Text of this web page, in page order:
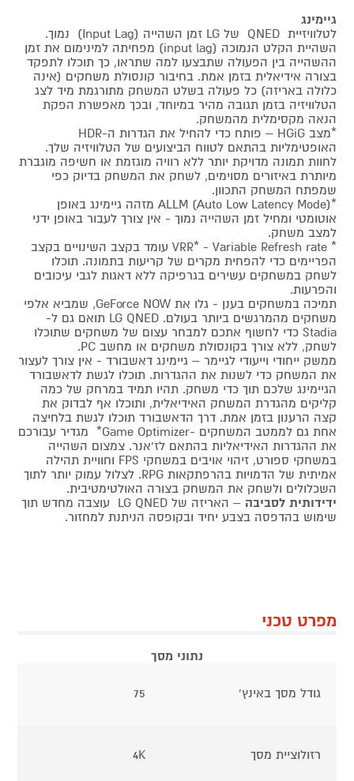
גיימינג
לטלוויזיית QNED של LG זמן השהייה (Input Lag) נמוך.
השהיית הקלט הנמוכה (input lag) מפחיתה למינימום את זמן
ההשהייה בין הפעולה שתבצעו למה שתראו, כך תוכלו לתפקד
בצורה אידיאלית בזמן אמת. בחיבור קונסולת משחקים (אינה
כלולה באריזה) כל פעולה בשלט המשחק מתורגמת מיד לצג
הטלוויזיה בזמן תגובה מהיר במיוחד, ובכך מאפשרת הפקת
הנאה מקסימלית מהמשחק.
*מצב HGiG – פותח כדי להחיל את הגדרות ה-HDR
האופטימליות בהתאם לטווח הביצועים של הטלוויזיה שלך.
לחוות תמונה מדויקת יותר ללא רוויה מוגזמת או חשיפה מוגברת
מיותרת באיזורים מסוימים, לשחק את המשחק בדיוק כפי
שמפתח המשחק התכוון.
*ALLM (Auto Low Latency Mode) מזהה גיימינג באופן
אוטומטי ומחיל זמן השהייה נמוך - אין צורך לעבור באופן ידני
למצב משחק.
* VRR* - Variable Refresh rate עומד בקצב השינויים בקצב
הפריימים כדי להפחית מקרים של קריעות בתמונה. תוכלו
לשחק במשחקים עשירים בגרפיקה ללא דאגות לגבי עיכובים
והפרעות.
תמיכה במשחקים בענן - גלו את GeForce NOW, שמביא אלפי
משחקים מהמרגשים ביותר בעולם. LG QNED תואם גם ל-
Stadia כדי לחשוף אתכם למבחר עצום של משחקים שתוכלו
לשחק, ללא צורך בקונסולת משחקים או מחשב PC.
ממשק ייחודי וייעודי לגיימר – גיימינג דאשבורד - אין צורך לעצור
את המשחק כדי לשנות את ההגדרות. תוכלו לגשת לדאשבורד
הגיימינג שלכם תוך כדי משחק. תהיו תמיד במרחק של כמה
קליקים מהגדרת המשחק האידיאלית, ותוכלו אף לבדוק את
קצה הרענון בזמן אמת. דרך הדאשבורד תוכלו לגשת בלחיצה
אחת גם לממטב המשחקים -Game Optimizer* מגדיר עבורכם
את ההגדרות האידיאליות בהתאם לז'אנר. צמצום השהייה
במשחקי ספורט, זיהוי אויבים במשחקי FPS וחוויית תהילה
אמיתית של הדמויות בהרפתקאות RPG. לצלול עמוק יותר לתוך
השכלולים ולשחק את המשחק בצורה האולטימטיבית.
ידידותית לסביבה
– האריזה של LG QNED עוצבה מחדש תוך
שימוש בהדפסה בצבע יחיד ובקופסה הניתנת למחזור.
מפרט טכני
נתוני מסך
גודל מסך באינץ' 75
רזולוציית מסך 4K